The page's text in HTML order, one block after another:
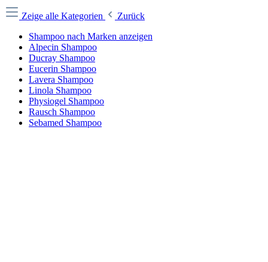
Zeige alle Kategorien
Zurück
Shampoo nach Marken anzeigen
Alpecin Shampoo
Ducray Shampoo
Eucerin Shampoo
Lavera Shampoo
Linola Shampoo
Physiogel Shampoo
Rausch Shampoo
Sebamed Shampoo